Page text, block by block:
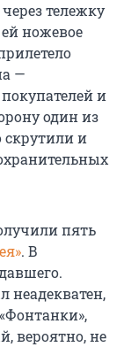
тележку
ножевое
—
и
один из
и
пять
. В
неадекватен,
вероятно, не